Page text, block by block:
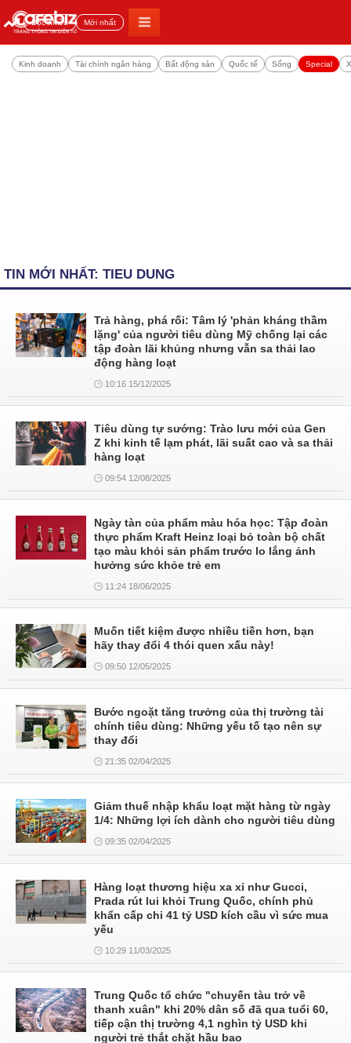
Đọc nhiều Mới nhất
Kinh doanh Tài chính ngân hàng Bất động sản Quốc tế Sống Special
TIN MỚI NHẤT: TIEU DUNG
Trả hàng, phá rối: Tâm lý 'phản kháng thầm
lặng' của người tiêu dùng Mỹ chống lại các
tập đoàn lãi khủng nhưng vẫn sa thải lao
động hàng loạt
10:16 15/12/2025
Tiêu dùng tự sướng: Trào lưu mới của Gen
Z khi kinh tế lạm phát, lãi suất cao và sa thải
hàng loạt
09:54 12/08/2025
Ngày tàn của phẩm màu hóa học: Tập đoàn
thực phẩm Kraft Heinz loại bỏ toàn bộ chất
tạo màu khỏi sản phẩm trước lo lắng ảnh
hưởng sức khỏe trẻ em
11:24 18/06/2025
Muốn tiết kiệm được nhiều tiền hơn, bạn
hãy thay đổi 4 thói quen xấu này!
09:50 12/05/2025
Bước ngoặt tăng trưởng của thị trường tài
chính tiêu dùng: Những yếu tố tạo nên sự
thay đổi
21:35 02/04/2025
Giảm thuế nhập khẩu loạt mặt hàng từ ngày
1/4: Những lợi ích dành cho người tiêu dùng
09:35 02/04/2025
Hàng loạt thương hiệu xa xỉ như Gucci,
Prada rút lui khỏi Trung Quốc, chính phủ
khẩn cấp chi 41 tỷ USD kích cầu vì sức mua
yếu
10:29 11/03/2025
Trung Quốc tổ chức "chuyến tàu trở về
thanh xuân" khi 20% dân số đã qua tuổi 60,
tiếp cận thị trường 4,1 nghìn tỷ USD khi
người trẻ thắt chặt hầu bao